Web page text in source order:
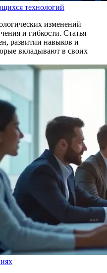
технологий
изменений
и гибкости. Статья
развитии навыков и
вкладывают в своих